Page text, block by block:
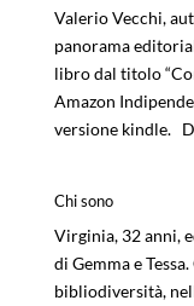
Valerio Vecchi,
panorama
libro dal titolo
Amazon
versione kindle.
Chi sono
Virginia, 32 anni,
di Gemma e
bibliodiversità,